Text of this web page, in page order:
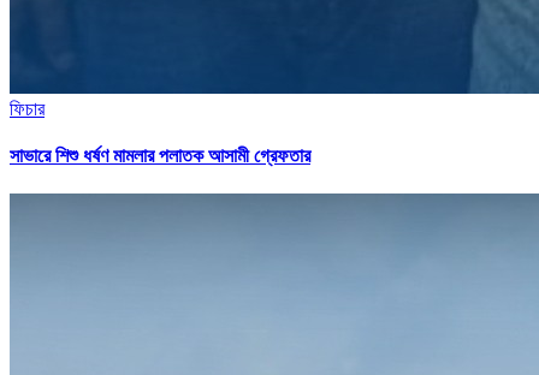
ফিচার
সাভারে শিশু ধর্ষণ মামলার পলাতক আসামী গ্রেফতার